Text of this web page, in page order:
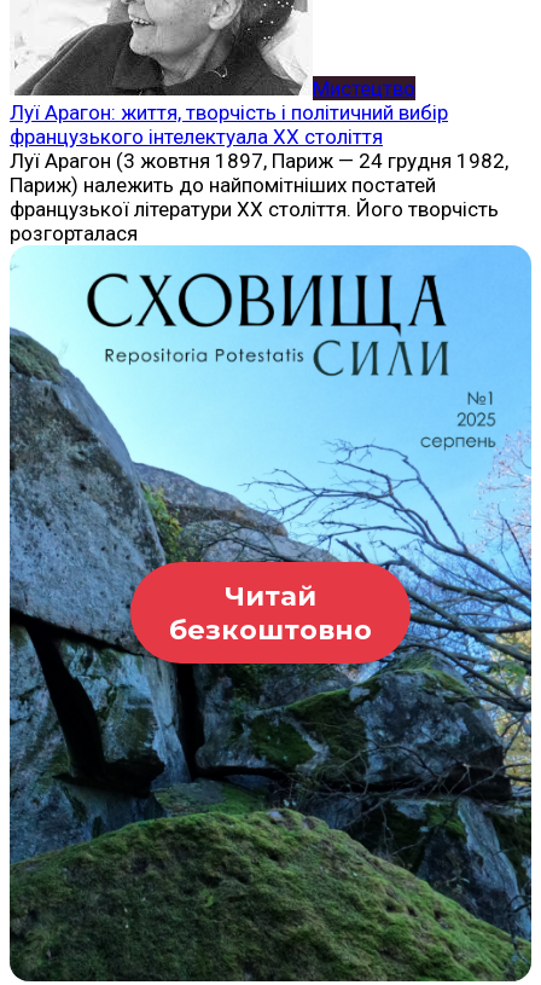
Мистецтво
Луї Арагон: життя, творчість і політичний вибір
французького інтелектуала ХХ століття
Луї Арагон (3 жовтня 1897, Париж — 24 грудня 1982,
Париж) належить до найпомітніших постатей
французької літератури ХХ століття. Його творчість
розгорталася
Читай
безкоштовно